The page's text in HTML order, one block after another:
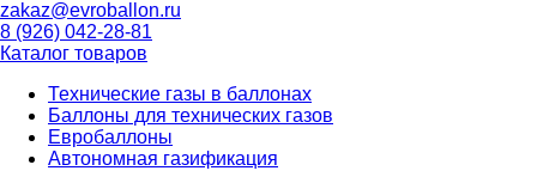
zakaz@evroballon.ru
8 (926) 042-28-81
Каталог товаров
Технические газы в баллонах
Баллоны для технических газов
Евробаллоны
Автономная газификация